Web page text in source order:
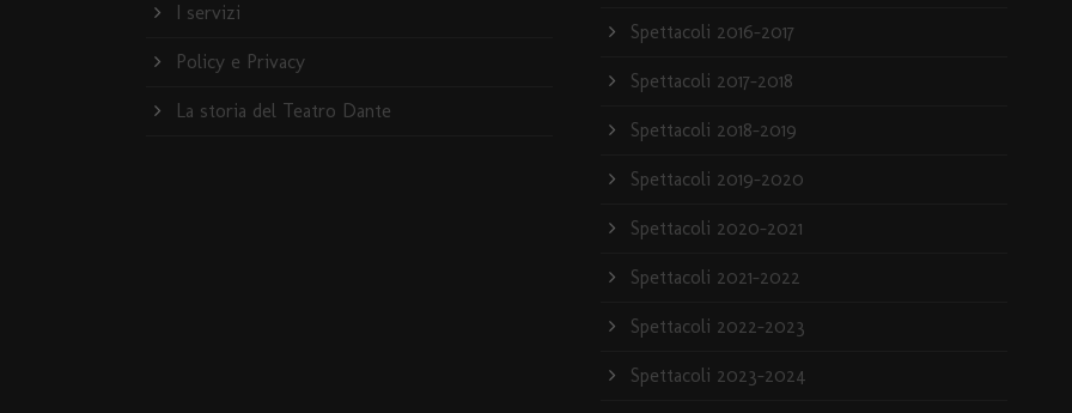
I servizi
Policy e Privacy
La storia del Teatro Dante
Spettacoli 2016-2017
Spettacoli 2017-2018
Spettacoli 2018-2019
Spettacoli 2019-2020
Spettacoli 2020-2021
Spettacoli 2021-2022
Spettacoli 2022-2023
Spettacoli 2023-2024